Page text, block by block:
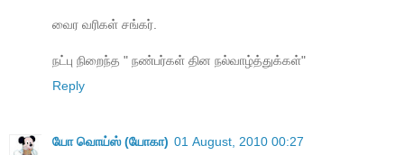
வைர வரிகள் சங்கர்.
நட்பு நிறைந்த " நண்பர்கள் தின நல்வாழ்த்துக்கள்"
Reply
யோ வொய்ஸ் (யோகா) 01 August, 2010 00:27